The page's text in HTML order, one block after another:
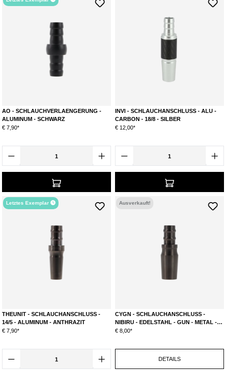
AO - SCHLAUCHVERLAENGERUNG -
ALUMINUM - SCHWARZ
€ 7,90*
INVI - SCHLAUCHANSCHLUSS - ALU -
CARBON - 18/8 - SILBER
€ 12,00*
Letztes Exemplar
THEUNIT - SCHLAUCHANSCHLUSS -
14/5 - ALUMINUM - ANTHRAZIT
€ 7,90*
Ausverkauft!
CYGN - SCHLAUCHANSCHLUSS -
NIBIRU - EDELSTAHL - GUN - METAL -
18/8
€ 8,00*
DETAILS